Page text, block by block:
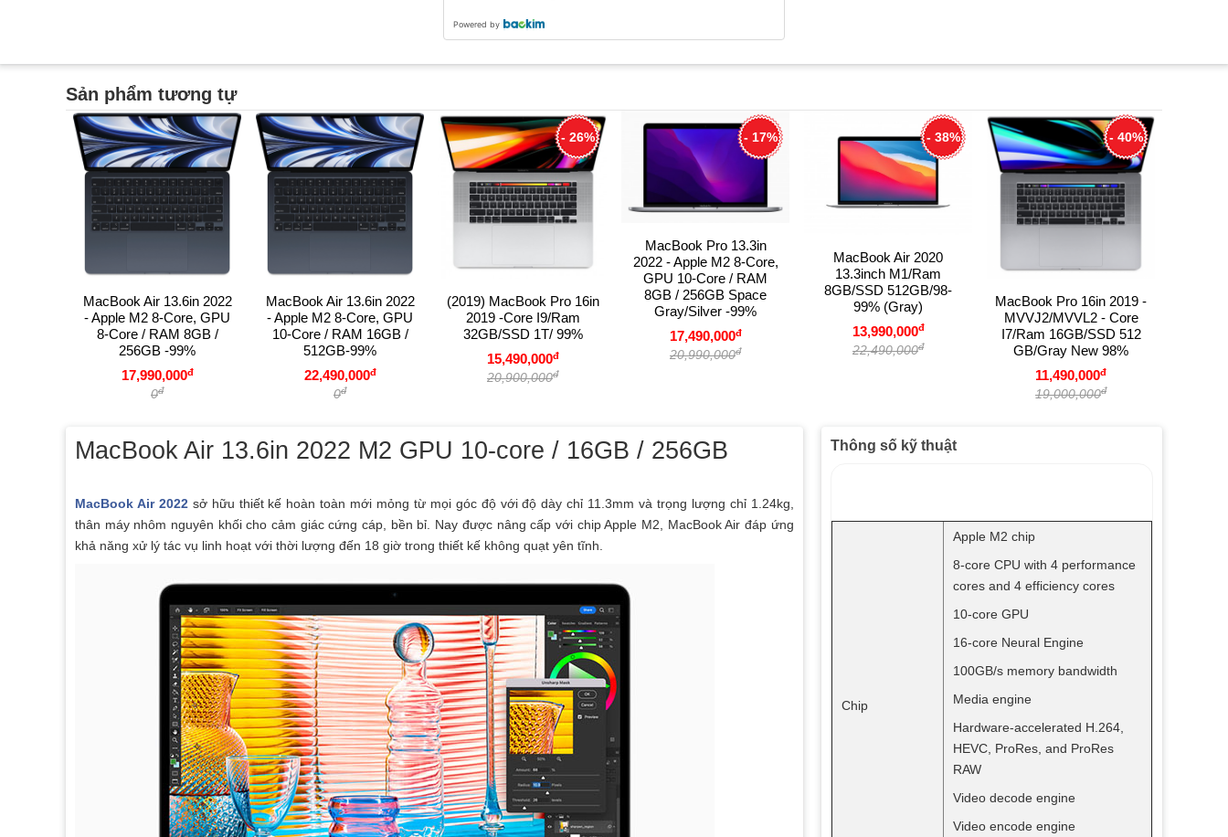
Powered by
Thông số kỹ thuật
Chip
Apple M2 chip
8-core CPU with 4 performance
cores and 4 efficiency cores
10-core GPU
16-core Neural Engine
100GB/s memory bandwidth
Media engine
Hardware-accelerated H.264,
HEVC, ProRes, and ProRes
RAW
Video decode engine
Video encode engine
MacBook Air 13.6in 2022 M2 GPU 10-core / 16GB / 256GB
MacBook Air 2022sở hữu thiết kế hoàn toàn mới mỏng từ mọi góc độ với độ dày chỉ 11.3mm và trọng lượng chỉ 1.24kg,
thân máy nhôm nguyên khối cho cảm giác cứng cáp, bền bỉ. Nay được nâng cấp với chip Apple M2, MacBook Air đáp ứng
khả năng xử lý tác vụ linh hoạt với thời lượng đến 18 giờ trong thiết kế không quạt yên tĩnh.
Sản phẩm tương tự
MacBook Air 13.6in 2022
- Apple M2 8-Core, GPU
8-Core / RAM 8GB /
256GB -99%
17,990,000đ
0đ
MacBook Air 13.6in 2022
- Apple M2 8-Core, GPU
10-Core / RAM 16GB /
512GB-99%
22,490,000đ
0đ
- 26%
(2019) MacBook Pro 16in
2019 -Core I9/Ram
32GB/SSD 1T/ 99%
15,490,000đ
20,900,000đ
- 17%
MacBook Pro 13.3in
2022 - Apple M2 8-Core,
GPU 10-Core / RAM
8GB / 256GB Space
Gray/Silver -99%
17,490,000đ
20,990,000đ
- 38%
MacBook Air 2020
13.3inch M1/Ram
8GB/SSD 512GB/98-
99% (Gray)
13,990,000đ
22,490,000đ
- 40%
MacBook Pro 16in 2019 -
MVVJ2/MVVL2 - Core
I7/Ram 16GB/SSD 512
GB/Gray New 98%
11,490,000đ
19,000,000đ